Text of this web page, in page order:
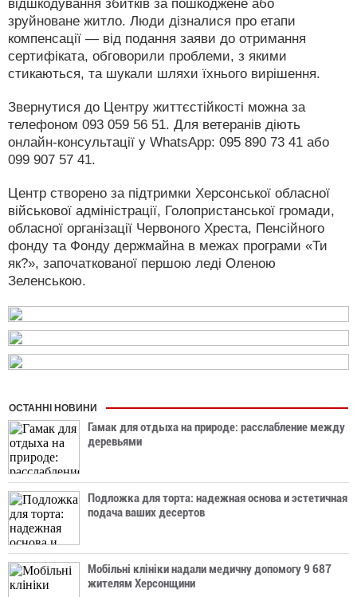
відшкодування збитків за пошкоджене або
зруйноване житло. Люди дізналися про етапи
компенсації — від подання заяви до отримання
сертифіката, обговорили проблеми, з якими
стикаються, та шукали шляхи їхнього вирішення.
Звернутися до Центру життєстійкості можна за
телефоном 093 059 56 51. Для ветеранів діють
онлайн-консультації у WhatsApp: 095 890 73 41 або
099 907 57 41.
Центр створено за підтримки Херсонської обласної
військової адміністрації, Голопристанської громади,
обласної організації Червоного Хреста, Пенсійного
фонду та Фонду держмайна в межах програми «Ти
як?», започаткованої першою леді Оленою
Зеленською.
ОСТАННІ НОВИНИ
Гамак для отдыха на природе: расслабление между
деревьями
Подложка для торта: надежная основа и эстетичная
подача ваших десертов
Мобільні клініки надали медичну допомогу 9 687
жителям Херсонщини